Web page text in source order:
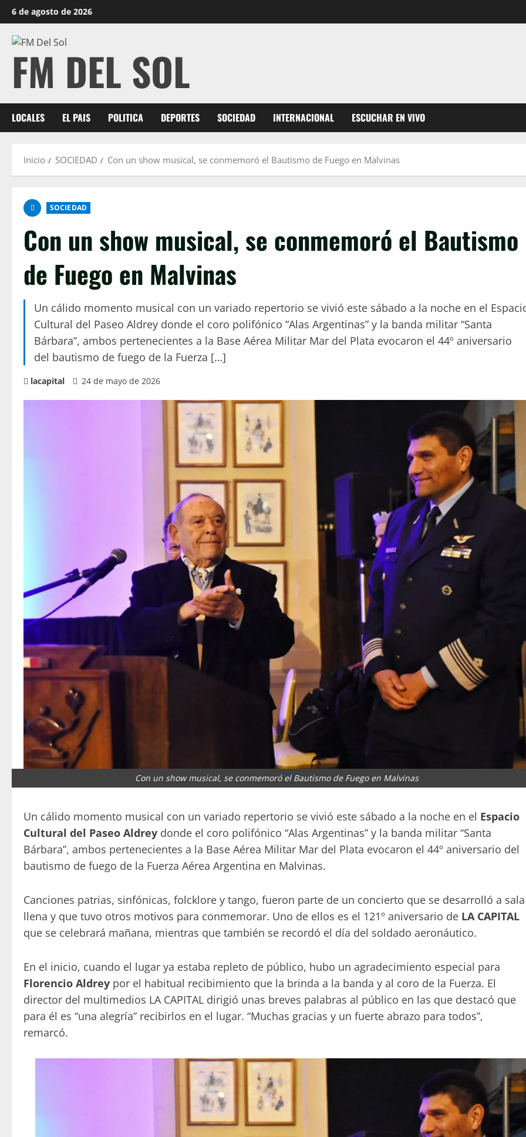
Saltar
al
contenido
6 de agosto de 2026
FM DEL SOL
LOCALES EL PAIS POLITICA DEPORTES SOCIEDAD INTERNACIONAL ESCUCHAR EN VIVO
Inicio SOCIEDAD Con un show musical, se conmemoró el Bautismo de Fuego en Malvinas
SOCIEDAD
Con un show musical, se conmemoró el Bautismo
de Fuego en Malvinas
Un cálido momento musical con un variado repertorio se vivió este sábado a la noche en el
Cultural del Paseo Aldrey donde el coro polifónico “Alas Argentinas” y la banda militar “Santa
Bárbara”, ambos pertenecientes a la Base Aérea Militar Mar del Plata evocaron el 44º aniversario
del bautismo de fuego de la Fuerza […]
lacapital 24 de mayo de 2026
Con un show musical, se conmemoró el Bautismo de Fuego en Malvinas
Un cálido momento musical con un variado repertorio se vivió este sábado a la noche en el Espacio
Cultural del Paseo Aldrey donde el coro polifónico “Alas Argentinas” y la banda militar “Santa
Bárbara”, ambos pertenecientes a la Base Aérea Militar Mar del Plata evocaron el 44º aniversario del
bautismo de fuego de la Fuerza Aérea Argentina en Malvinas.
Canciones patrias, sinfónicas, folcklore y tango, fueron parte de un concierto que se desarrolló a sala
llena y que tuvo otros motivos para conmemorar. Uno de ellos es el 121º aniversario de LA CAPITAL
que se celebrará mañana, mientras que también se recordó el día del soldado aeronáutico.
En el inicio, cuando el lugar ya estaba repleto de público, hubo un agradecimiento especial para
Florencio Aldrey por el habitual recibimiento que la brinda a la banda y al coro de la Fuerza. El
director del multimedios LA CAPITAL dirigió unas breves palabras al público en las que destacó que
para él es “una alegría” recibirlos en el lugar. “Muchas gracias y un fuerte abrazo para todos”,
remarcó.